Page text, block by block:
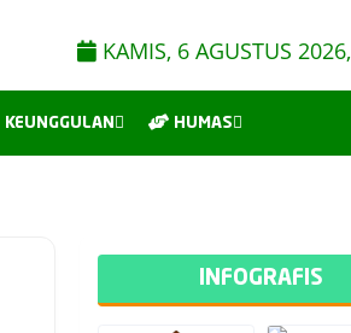
KAMIS, 6 AGUSTUS 2026,
KEUNGGULAN HUMAS
INFOGRAFIS